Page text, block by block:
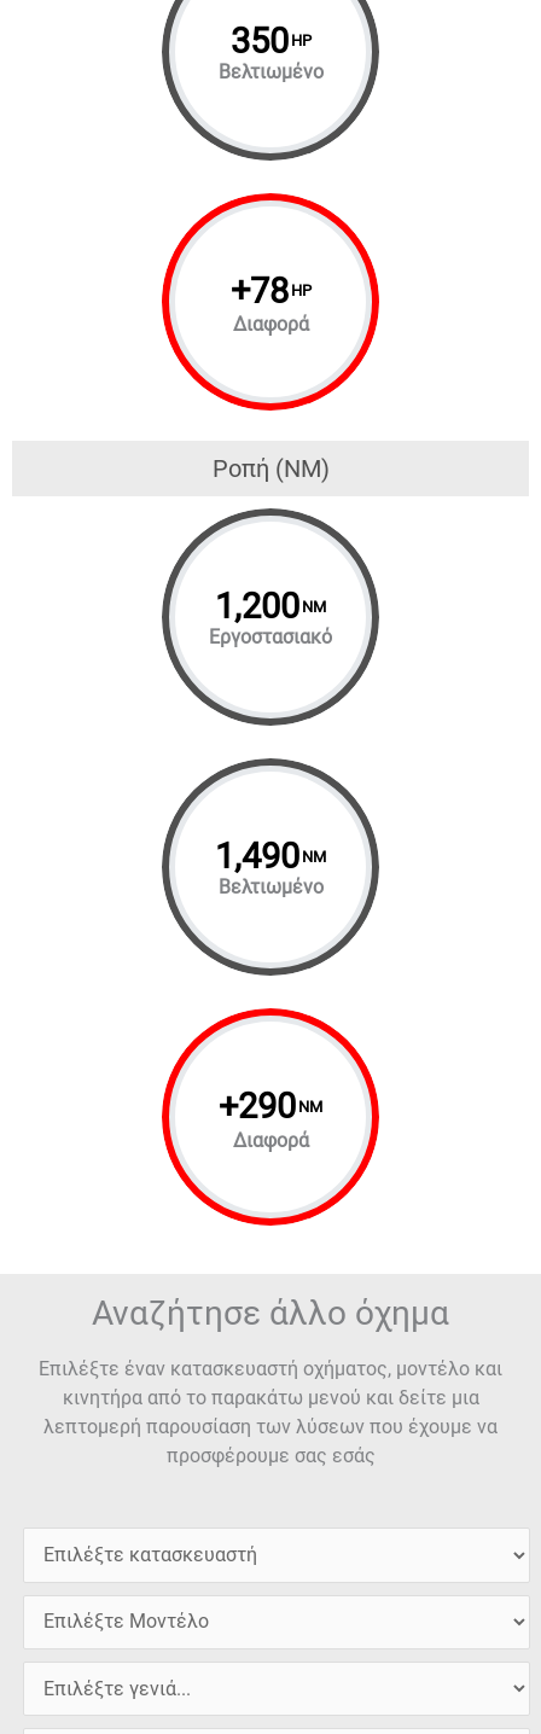
350 HP
Βελτιωμένο
+78 HP
Διαφορά
Ροπή (NM)
1,200 NM
Εργοστασιακό
1,490 NM
Βελτιωμένο
+290 NM
Διαφορά
Αναζήτησε άλλο όχημα
Επιλέξτε έναν κατασκευαστή οχήματος, μοντέλο και
κινητήρα από το παρακάτω μενού και δείτε μια
λεπτομερή παρουσίαση των λύσεων που έχουμε να
προσφέρουμε σας εσάς